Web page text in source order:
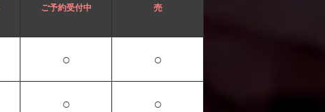
ご予約受付中
売
○ ○
○ ○